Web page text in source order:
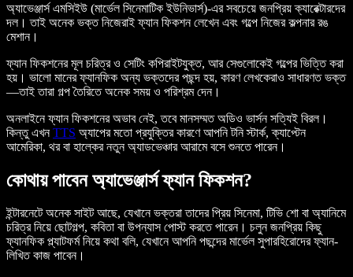
অ্যাভেঞ্জার্স এমসিইউ (মার্ভেল সিনেমাটিক ইউনিভার্স)-এর সবচেয়ে জনপ্রিয় ক্যারেক্টারদের
দল। তাই অনেক ভক্ত নিজেরাই ফ্যান ফিকশন লেখেন এবং গল্পে নিজের কল্পনার রঙ
মেশান।
ফ্যান ফিকশনের মূল চরিত্র ও সেটিং কপিরাইটযুক্ত, আর সেগুলোকেই গল্পের ভিত্তি করা
হয়। ভালো মানের ফ্যানফিক অন্য ভক্তদের পছন্দ হয়, কারণ লেখকেরাও সাধারণত ভক্ত
—তাই তারা গল্প তৈরিতে অনেক সময় ও পরিশ্রম দেন।
অনলাইনে ফ্যান ফিকশনের অভাব নেই, তবে মানসম্মত অডিও ভার্সন সত্যিই বিরল।
কিন্তু এখনTTS অ্যাপের মতো প্রযুক্তির কারণে আপনি টনি স্টার্ক, ক্যাপ্টেন
আমেরিকা, থর বা হাল্কের নতুন অ্যাডভেঞ্চার আরামে বসে শুনতে পারেন।
কোথায় পাবেন অ্যাভেঞ্জার্স ফ্যান ফিকশন?
ইন্টারনেটে অনেক সাইট আছে, যেখানে ভক্তরা তাদের প্রিয় সিনেমা, টিভি শো বা অ্যানিমে
চরিত্র নিয়ে ছোটগল্প, কবিতা বা উপন্যাস পোস্ট করতে পারেন। চলুন জনপ্রিয় কিছু
ফ্যানফিক প্ল্যাটফর্ম নিয়ে কথা বলি, যেখানে আপনি পছন্দের মার্ভেল সুপারহিরোদের ফ্যান-
লিখিত কাজ পাবেন।